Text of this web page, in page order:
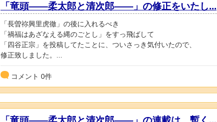
「竜頭――柔太郎と清次郎――」の修正をいたし...
「長曽祢興里虎徹」の後に入れるべき
「禍福はあざなえる縄のごとし」をすっ飛ばして
「四谷正宗」を投稿してたことに、ついさっき気付いたので、
修正致しました。...
コメント 0件